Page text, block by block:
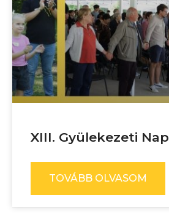
XIII. Gyülekezeti Nap
TOVÁBB OLVASOM